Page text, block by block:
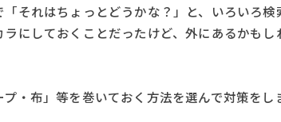
「それはちょっとどうかな？」と、いろいろ
ラにしておくことだったけど、外にあるかも
・布」等を巻いておく方法を選んで対策をし